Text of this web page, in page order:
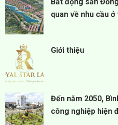
Bất động sản
quan về nhu cầu
Giới thiệu
Đến năm 2050,
công nghiệp hiện